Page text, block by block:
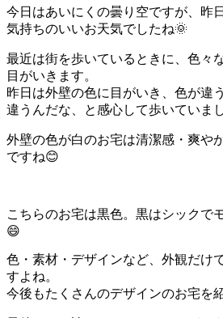
今日はあいにくの曇り空ですが、昨
気持ちのいいお天気でしたね🌞
最近は街を歩いているときに、色々
目がいきます。
昨日は外壁の色に目がいき、色が違
違うんだな、と感心して歩いていまし
外壁の色が白のお宅は清潔感・爽や
ですね😊
こちらのお宅は黒色。黒はシックで
😄
色・素材・デザインなど、外観だけ
すよね。
今後もたくさんのデザインのお宅を